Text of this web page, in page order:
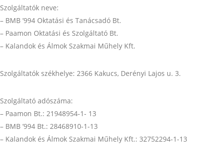
Szolgáltatók neve:
– BMB ’994 Oktatási és Tanácsadó Bt.
– Paamon Oktatási és Szolgáltató Bt.
– Kalandok és Álmok Szakmai Műhely Kft.
Szolgáltatók székhelye: 2366 Kakucs, Derényi Lajos u. 3.
Szolgáltató adószáma:
– Paamon Bt.: 21948954-1- 13
– BMB ’994 Bt.: 28468910-1-13
– Kalandok és Álmok Szakmai Műhely Kft.: 32752294-1-13